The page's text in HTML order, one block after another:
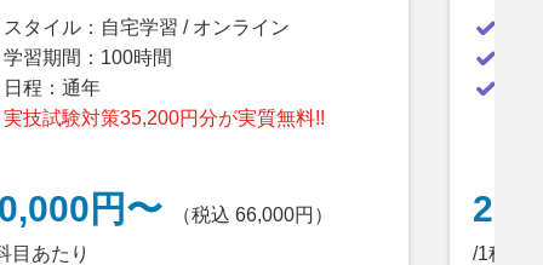
スタイル： 自宅学習 / オンライン
学習期間： 100時間
日程： 通年
実技試験対策35,200円分が実質無料!!
円〜
（税込 66,000円）
目あたり
/1科目